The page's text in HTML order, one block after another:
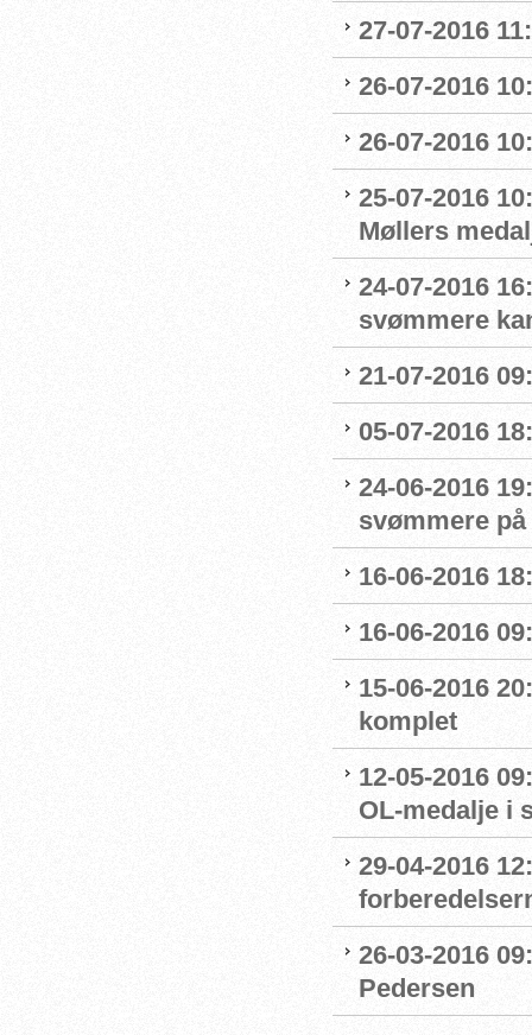
27-07-2016
26-07-2016
26-07-2016
25-07-2016
Møllers
24-07-2016
svømmere
21-07-2016
05-07-2016
24-06-2016
svømmere
16-06-2016
16-06-2016
15-06-2016
komplet
12-05-2016
OL-medalje i
29-04-2016
26-03-2016
Pedersen